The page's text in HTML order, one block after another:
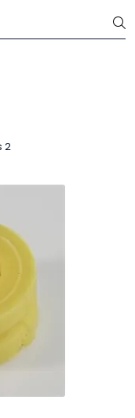
Min side for mer
2